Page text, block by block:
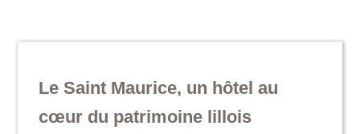
Le Saint Maurice, un hôtel au
cœur du patrimoine lillois